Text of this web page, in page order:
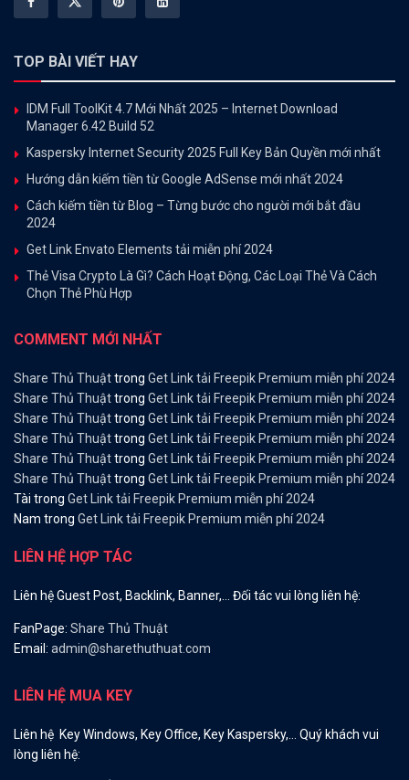
TOP BÀI VIẾT HAY
IDM Full ToolKit 4.7 Mới Nhất 2025 – Internet Download
Manager 6.42 Build 52
Kaspersky Internet Security 2025 Full Key Bản Quyền mới nhất
Hướng dẫn kiếm tiền từ Google AdSense mới nhất 2024
Cách kiếm tiền từ Blog – Từng bước cho người mới bắt đầu
2024
Get Link Envato Elements tải miễn phí 2024
Thẻ Visa Crypto Là Gì? Cách Hoạt Động, Các Loại Thẻ Và Cách
Chọn Thẻ Phù Hợp
COMMENT MỚI NHẤT
Share Thủ Thuậttrong Get Link tải Freepik Premium miễn phí 2024
Share Thủ Thuậttrong Get Link tải Freepik Premium miễn phí 2024
Share Thủ Thuậttrong Get Link tải Freepik Premium miễn phí 2024
Share Thủ Thuậttrong Get Link tải Freepik Premium miễn phí 2024
Share Thủ Thuậttrong Get Link tải Freepik Premium miễn phí 2024
Share Thủ Thuậttrong Get Link tải Freepik Premium miễn phí 2024
Tài trong Get Link tải Freepik Premium miễn phí 2024
Nam trong Get Link tải Freepik Premium miễn phí 2024
LIÊN HỆ HỢP TÁC
Liên hệ Guest Post, Backlink, Banner,… Đối tác vui lòng liên hệ:
FanPage: Share Thủ Thuật
Email: admin@sharethuthuat.com
LIÊN HỆ MUA KEY
Liên hệ Key Windows, Key Office, Key Kaspersky,… Quý khách vui
lòng liên hệ: